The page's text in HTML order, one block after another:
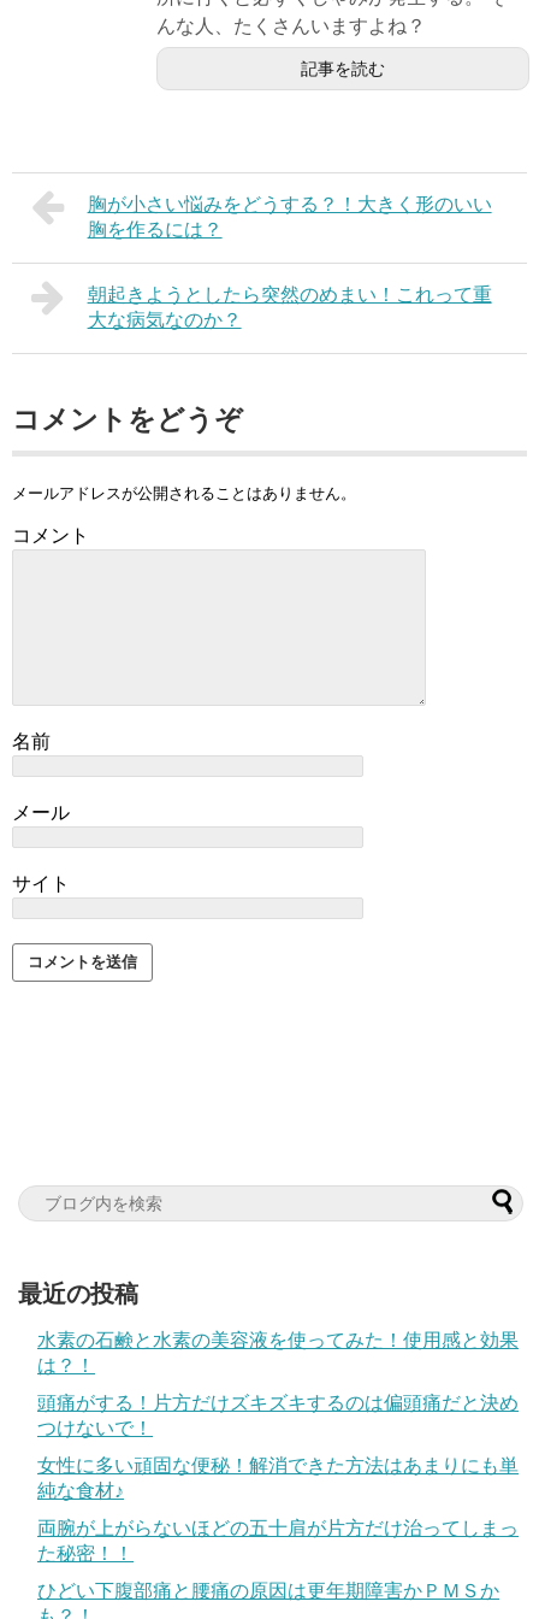
んな人、たくさんいますよね？
記事を読む
胸が小さい悩みをどうする？！大きく形のいい
胸を作るには？
朝起きようとしたら突然のめまい！これって重
大な病気なのか？
コメントをどうぞ
メールアドレスが公開されることはありません。
コメント
名前
メール
サイト
最近の投稿
水素の石鹸と水素の美容液を使ってみた！使用感と効果
は？！
頭痛がする！片方だけズキズキするのは偏頭痛だと決め
つけないで！
女性に多い頑固な便秘！解消できた方法はあまりにも単
純な食材♪
両腕が上がらないほどの五十肩が片方だけ治ってしまっ
た秘密！！
ひどい下腹部痛と腰痛の原因は更年期障害かＰＭＳか